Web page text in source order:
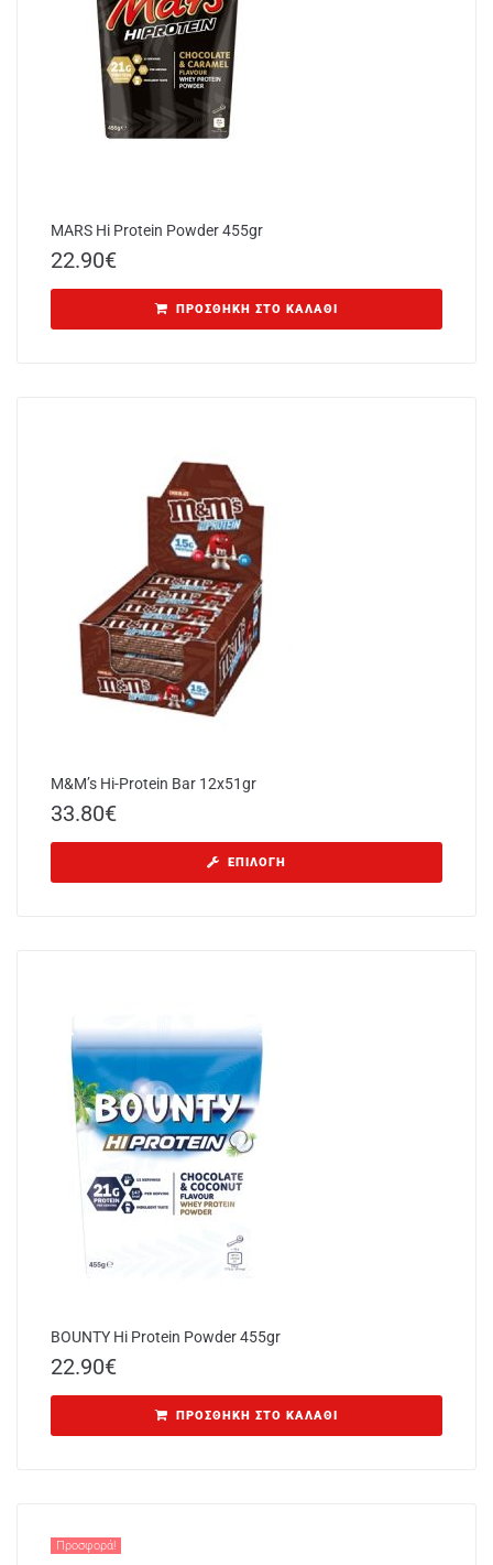
MARS Hi Protein Powder 455gr
22.90€
ΠΡΟΣΘΉΚΗ ΣΤΟ ΚΑΛΆΘΙ
M&M’s Hi-Protein Bar 12x51gr
33.80€
ΕΠΙΛΟΓΉ
BOUNTY Hi Protein Powder 455gr
22.90€
ΠΡΟΣΘΉΚΗ ΣΤΟ ΚΑΛΆΘΙ
Προσφορά!